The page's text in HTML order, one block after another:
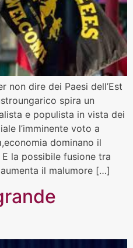
non dire dei Paesi dell’Est
spira un
e populista in vista dei
l’imminente voto a
dominano il
la possibile fusione tra
il malumore […]